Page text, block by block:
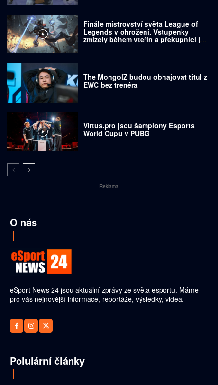
Finále mistrovství světa League of
Legends v ohrožení. Vstupenky
zmizely během vteřin a překupníci je
The MongolZ budou obhajovat titul z
EWC bez trenéra
Virtus.pro jsou šampiony Esports
World Cupu v PUBG
Reklama
O nás
eSport News 24 jsou aktuální zprávy ze světa esportu. Máme
pro vás nejnovější informace, reportáže, výsledky, videa.
Polulární články